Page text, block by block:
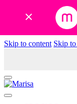
Skip to content Skip